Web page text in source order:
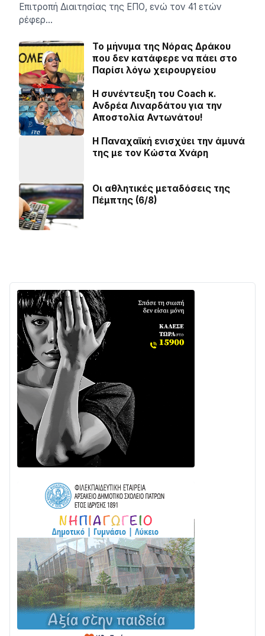
Επιτροπή Διαιτησίας της ΕΠΟ, ενώ τον 41 ετών
ρέφερ…
Το μήνυμα της Νόρας Δράκου
που δεν κατάφερε να πάει στο
Παρίσι λόγω χειρουργείου
H συνέντευξη του Coach κ.
Ανδρέα Λιναρδάτου για την
Αποστολία Αντωνάτου!
Η Παναχαϊκή ενισχύει την άμυνά
της με τον Κώστα Χνάρη
Οι αθλητικές μεταδόσεις της
Πέμπτης (6/8)